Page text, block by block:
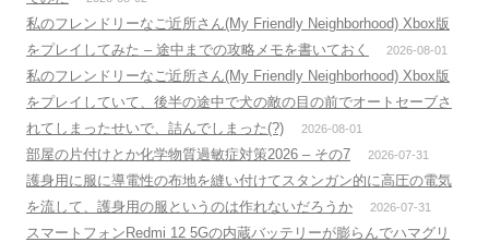
私のフレンドリーなご近所さん(My Friendly Neighborhood) Xbox版
をプレイしてみた – 途中までの攻略メモを書いておく
2026-08-01
私のフレンドリーなご近所さん(My Friendly Neighborhood) Xbox版
をプレイしていて、後半の途中で犬の敵の目の前でオートセーブさ
れてしまったせいで、詰んでしまった(?)
2026-08-01
部屋の片付けとか化学物質過敏症対策2026 – その7 2026-07-31
護身用に服に導電性の布地を縫い付けてスタンガン的に高圧の電気
を流して、護身用の服というのは作れないだろうか
2026-07-31
スマートフォンRedmi 12 5Gの内蔵バッテリーが膨らんでハマグリ